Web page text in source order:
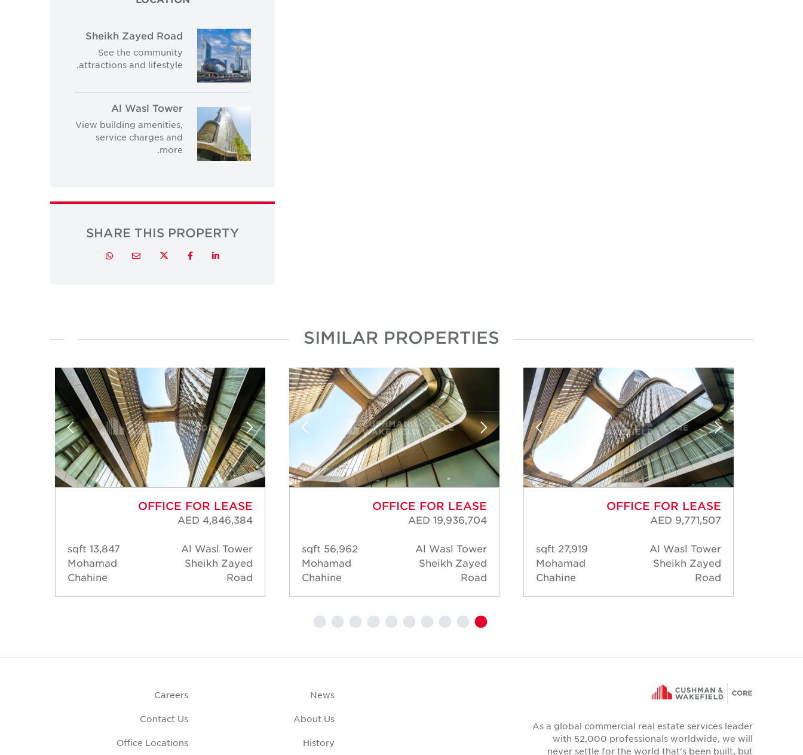
Sheikh Zayed Road
See the community
attractions and lifestyle.
Al Wasl Tower
View building amenities,
service charges and
more.
SHARE THIS PROPERTY
LinkedIn
Facebook
Twitter
Email
Whatsapp
SIMILAR PROPERTIES
OFFICE FOR LEASE
AED 9,771,507
Al Wasl Tower
Sheikh Zayed
Road
27,919 sqft
Mohamad
Chahine
OFFICE FOR LEASE
AED 19,936,704
Al Wasl Tower
Sheikh Zayed
Road
56,962 sqft
Mohamad
Chahine
OFFICE FOR LEASE
AED 4,846,384
Al Wasl Tower
Sheikh Zayed
Road
13,847 sqft
Mohamad
Chahine
As a global commercial real estate services leader
with 52,000 professionals worldwide, we will
never settle for the world that's been built, but
News
About Us
History
Careers
Contact Us
Office Locations